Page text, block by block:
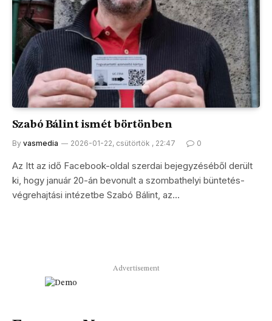
Szabó Bálint ismét börtönben
By vasmedia 2026-01-22, csütörtök , 22:47 0
Az Itt az idő Facebook-oldal szerdai bejegyzéséből derült
ki, hogy január 20-án bevonult a szombathelyi büntetés-
végrehajtási intézetbe Szabó Bálint, az…
Advertisement